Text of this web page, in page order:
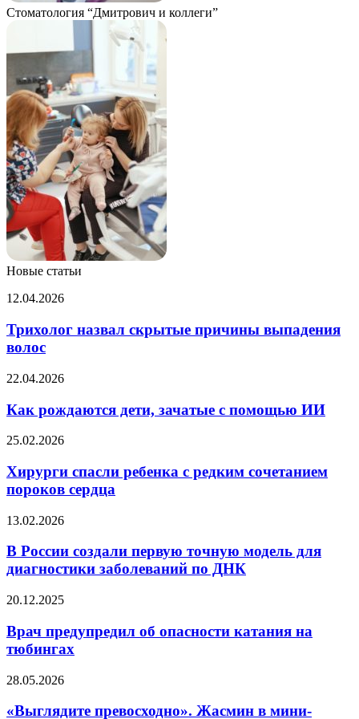
Стоматология “Дмитрович и коллеги”
Новые статьи
Трихолог
скрытые
причины
выпадения
12.04.2026
Трихолог назвал скрытые причины выпадения
волос
Как
дети,
зачатые
с
ИИ
22.04.2026
Как рождаются дети, зачатые с помощью ИИ
Хирурги
ребенка
с
редким
пороков
25.02.2026
Хирурги спасли ребенка с редким сочетанием
пороков сердца
В
создали
точную
для
заболеваний
по
13.02.2026
В России создали первую точную модель для
диагностики заболеваний по ДНК
Врач
об
опасности
катания
тюбингах
20.12.2025
Врач предупредил об опасности катания на
тюбингах
«Выглядите
Жасмин
28.05.2026
«Выглядите превосходно». Жасмин в мини-